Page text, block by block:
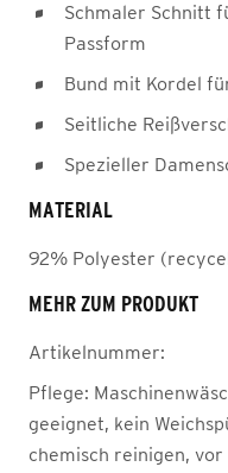
Schmaler Schnitt
Passform
Bund mit Kordel
Seitliche
Spezieller
MATERIAL
92% Polyester
MEHR ZUM PRODUKT
Artikelnummer:
Pflege:
geeignet, kein
chemisch reinigen, vor